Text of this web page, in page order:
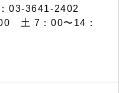
03-3641-2402
土 7：00〜14：